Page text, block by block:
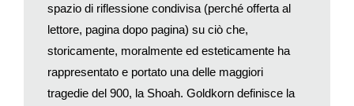
Qual è il suo rapporto con la memoria?
Io sono contro l’eccesso di memoria. Riallacciandomi alle
parole della donna del libro, credo che la situazione italiana non
sia paragonabile al contesto tedesco. In Italia i conti con il
fascismo li hanno fatti i partigiani e la costituzione, che è
spazio di riflessione condivisa (perché offerta al
lettore, pagina dopo pagina) su ciò che,
storicamente, moralmente ed esteticamente ha
rappresentato e portato una delle maggiori
tragedie del 900, la Shoah. Goldkorn definisce la